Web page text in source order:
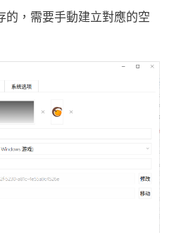
的，需要手動建立對應的空